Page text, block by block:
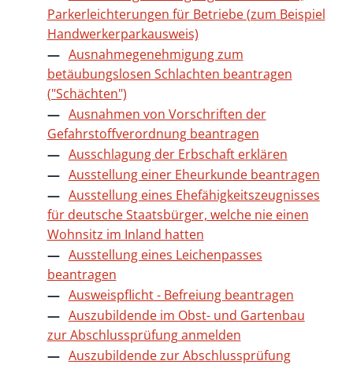
Parkerleichterungen für Betriebe (zum Beispiel
Handwerkerparkausweis)
Ausnahmegenehmigung zum
betäubungslosen Schlachten beantragen
("Schächten")
Ausnahmen von Vorschriften der
Gefahrstoffverordnung beantragen
Ausschlagung der Erbschaft erklären
Ausstellung einer Eheurkunde beantragen
Ausstellung eines Ehefähigkeitszeugnisses
für deutsche Staatsbürger, welche nie einen
Wohnsitz im Inland hatten
Ausstellung eines Leichenpasses
beantragen
Ausweispflicht - Befreiung beantragen
Auszubildende im Obst- und Gartenbau
zur Abschlussprüfung anmelden
Auszubildende zur Abschlussprüfung